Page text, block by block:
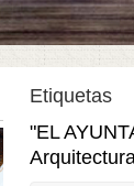
Etiquetas
"EL